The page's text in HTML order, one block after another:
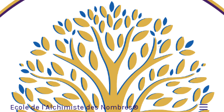
Ecole de l'Alchimiste des Nombres®